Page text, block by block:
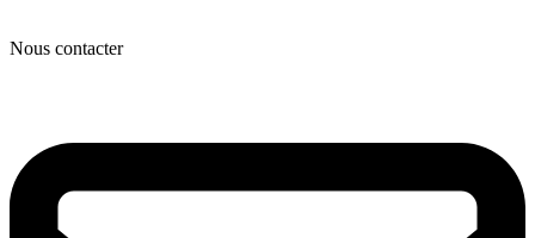
Nous contacter